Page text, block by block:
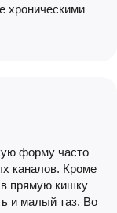
хроническими
форму часто
каналов. Кроме
в прямую кишку
и малый таз. Во